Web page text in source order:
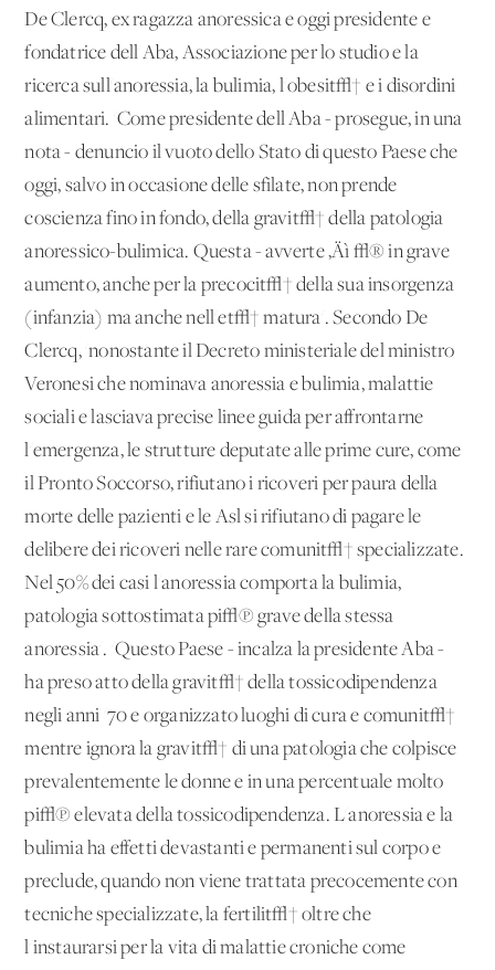
De Clercq, ex ragazza anoressica e oggi presidente e
fondatrice dell'Aba, Associazione per lo studio e la
ricerca sull'anoressia, la bulimia, l'obesit√† e i disordini
alimentari. 'Come presidente dell'Aba - prosegue, in una
nota - denuncio il vuoto dello Stato di questo Paese che
oggi, salvo in occasione delle sfilate, non prende
coscienza fino in fondo, della gravit√† della patologia
anoressico-bulimica. Questa - avverte ‚Äì √® in grave
aumento, anche per la precocit√† della sua insorgenza
(infanzia) ma anche nell'et√† matura'. Secondo De
Clercq, 'nonostante il Decreto ministeriale del ministro
Veronesi che nominava anoressia e bulimia, malattie
sociali e lasciava precise linee guida per affrontarne
l'emergenza, le strutture deputate alle prime cure, come
il Pronto Soccorso, rifiutano i ricoveri per paura della
morte delle pazienti e le Asl si rifiutano di pagare le
delibere dei ricoveri nelle rare comunit√† specializzate.
Nel 50% dei casi l'anoressia comporta la bulimia,
patologia sottostimata pi√π grave della stessa
anoressia'. 'Questo Paese - incalza la presidente Aba -
ha preso atto della gravit√† della tossicodipendenza
negli anni '70 e organizzato luoghi di cura e comunit√†
mentre ignora la gravit√† di una patologia che colpisce
prevalentemente le donne e in una percentuale molto
pi√π elevata della tossicodipendenza. L'anoressia e la
bulimia ha effetti devastanti e permanenti sul corpo e
preclude, quando non viene trattata precocemente con
tecniche specializzate, la fertilit√† oltre che
l'instaurarsi per la vita di malattie croniche come